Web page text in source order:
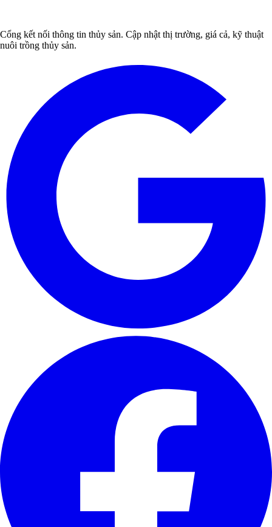
Cổng kết nối thông tin thủy sản. Cập nhật thị trường, giá cả, kỹ thuật
nuôi trồng thủy sản.